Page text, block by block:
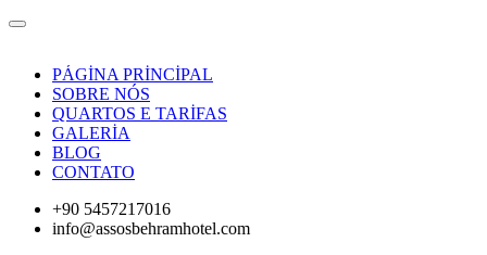
PÁGİNA PRİNCİPAL
SOBRE NÓS
QUARTOS E TARİFAS
GALERİA
BLOG
CONTATO
+90 5457217016
info@assosbehramhotel.com